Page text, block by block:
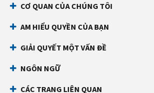
CƠ QUAN CỦA CHÚNG TÔI
AM HIỂU QUYỀN CỦA BẠN
GIẢI QUYẾT MỘT VẤN ĐỀ
NGÔN NGỮ
CÁC TRANG LIÊN QUAN